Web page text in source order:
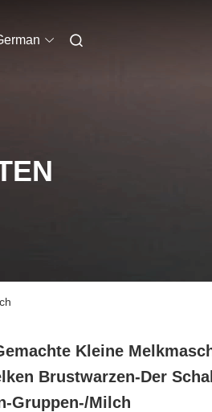
Kleine
Brustwarzen-Der
Gruppen-/Milch